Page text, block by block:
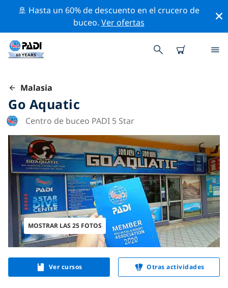
🚢 Hasta un 60% de descuento en el crucero de
buceo. Ver ofertas
Malasia
Go Aquatic
Centro de buceo PADI 5 Star
MOSTRAR LAS 25 FOTOS
Ver cursos Otras actividades